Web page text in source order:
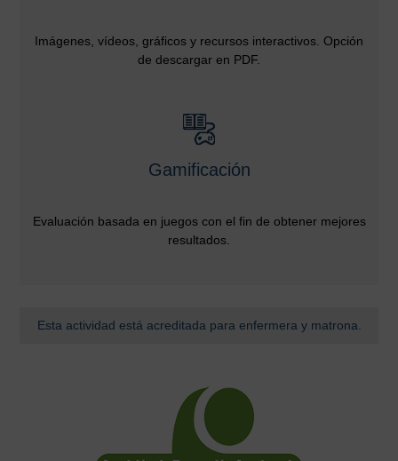
Imágenes, vídeos, gráficos y recursos interactivos. Opción
de descargar en PDF.
Gamificación
Evaluación basada en juegos con el fin de obtener mejores
resultados.
Esta actividad está acreditada para enfermera y matrona.